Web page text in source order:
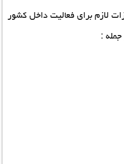
لازم برای فعالیت داخل کشور
: